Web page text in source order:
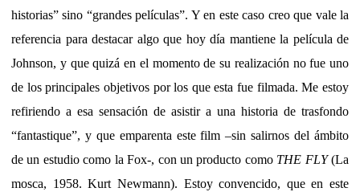
historias” sino “grandes películas”. Y en este caso creo que vale la
referencia para destacar algo que hoy día mantiene la película de
Johnson, y que quizá en el momento de su realización no fue uno
de los principales objetivos por los que esta fue filmada. Me estoy
refiriendo a esa sensación de asistir a una historia de trasfondo
“fantastique”, y que emparenta este film –sin salirnos del ámbito
de un estudio como la Fox-, con un producto como THE FLY(La
mosca, 1958. Kurt Newmann). Estoy convencido, que en este